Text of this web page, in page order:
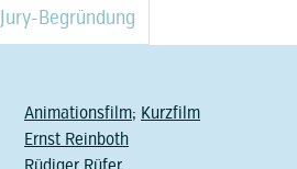
Jury-Begründung
Animationsfilm; Kurzfilm
Ernst Reinboth